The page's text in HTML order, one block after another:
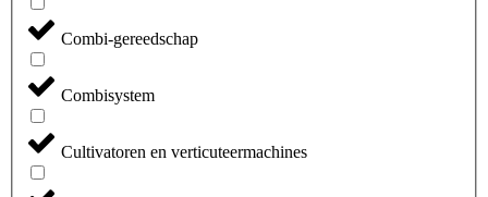
Combi-gereedschap
Combisystem
Cultivatoren en verticuteermachines